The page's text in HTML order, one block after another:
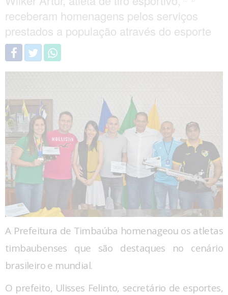
receberam homenagens pelos serviços
prestados a população através do esporte
A Prefeitura de Timbaúba homenageou os atletas
timbaubenses que são destaques no cenário
brasileiro e mundial.
O prefeito, Ulisses Felinto, secretário de esportes,